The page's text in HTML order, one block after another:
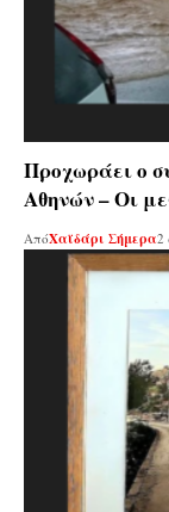
Προχωράει ο
Αθηνών – Οι
ΑπόΧαϊδάρι Σήμερα2